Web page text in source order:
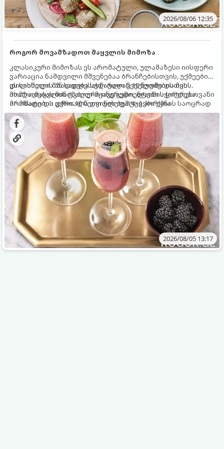
2026/08/06 12:35
როგორ მოვამზადოთ მაყვლის მიმოზა
კლასიკური მიმოზას ეს არომატული, ულამაზესი იისფერი
ვარიაცია ნამდვილი მშვენებაა ბრანჩებისთვის, უქმეების
დილისთვის ან სადღესასწაულო წვეულებებისთვის.
ახალი მაყვლის ტკბილ-მჟავე გემო, ლაიმის ციტრუსოვანი
არომატი და ცქრიალა ღვინის ბუშტუკები ქმნის საოცრად
დახვეწილ და მაგრილებელ კოქტეილს.
ეს სასმელი მზადდება სულ რაღაც 10 წუთში და მის
მომზადებას მინიმალური ინგრედიენტები სჭირდება.
მომზადების დრო: 10 წუთი ულუფა: 4–6 პორცია
2026/08/05 13:17